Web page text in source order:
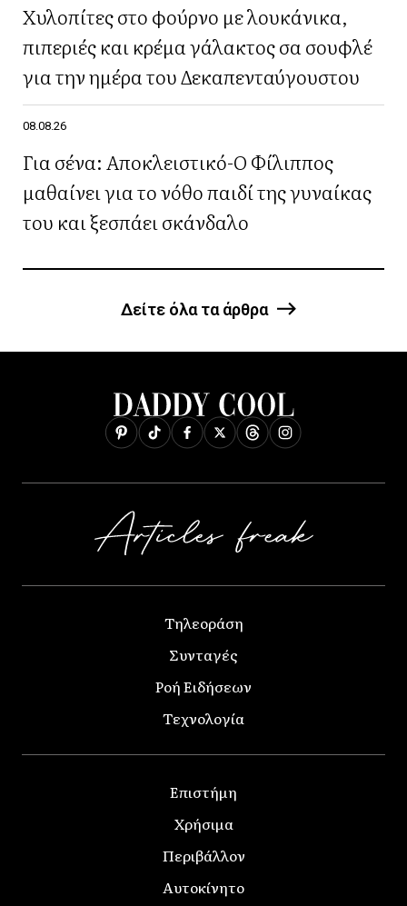
Χυλοπίτες στο φούρνο με λουκάνικα,
πιπεριές και κρέμα γάλακτος σα σουφλέ
για την ημέρα του Δεκαπενταύγουστου
08.08.26
Για σένα: Αποκλειστικό-Ο Φίλιππος
μαθαίνει για το νόθο παιδί της γυναίκας
του και ξεσπάει σκάνδαλο
Δείτε όλα τα άρθρα
Τηλεοράση
Συνταγές
Ροή Ειδήσεων
Τεχνολογία
Επιστήμη
Χρήσιμα
Περιβάλλον
Αυτοκίνητο